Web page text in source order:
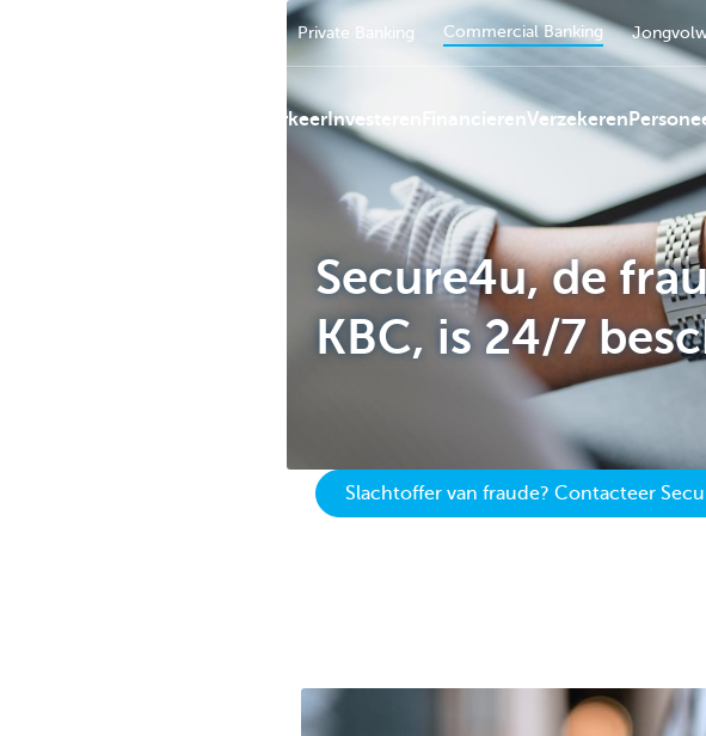
Private Banking Commercial Banking
BetalingsverkeerInvesteren FinancierenVerzekeren
Secure4u, de
KBC, is 24/7
Slachtoffer van fraude? Contacteer